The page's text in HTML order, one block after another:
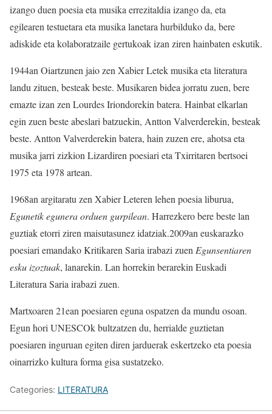
izango duen poesia eta musika errezitaldia izango da, eta
egilearen testuetara eta musika lanetara hurbilduko da, bere
adiskide eta kolaboratzaile gertukoak izan ziren hainbaten eskutik.
1944an Oiartzunen jaio zen Xabier Letek musika eta literatura
landu zituen, besteak beste. Musikaren bidea jorratu zuen, bere
emazte izan zen Lourdes Iriondorekin batera. Hainbat elkarlan
egin zuen beste abeslari batzuekin, Antton Valverderekin, besteak
beste. Antton Valverderekin batera, hain zuzen ere, ahotsa eta
musika jarri zizkion Lizardiren poesiari eta Txirritaren bertsoei
1975 eta 1978 artean.
1968an argitaratu zen Xabier Leteren lehen poesia liburua,
Egunetik egunera orduen gurpilean. Harrezkero bere beste lan
guztiak etorri ziren maisutasunez idatziak.2009an euskarazko
poesiari emandako Kritikaren Saria irabazi zuen Egunsentiaren
esku izoztuak, lanarekin. Lan horrekin berarekin Euskadi
Literatura Saria irabazi zuen.
Martxoaren 21ean poesiaren eguna ospatzen da mundu osoan.
Egun hori UNESCOk bultzatzen du, herrialde guztietan
poesiaren inguruan egiten diren jarduerak eskertzeko eta poesia
oinarrizko kultura forma gisa sustatzeko.
Categories: LITERATURA